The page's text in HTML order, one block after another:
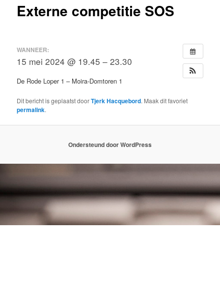
Externe competitie SOS
WANNEER:
15 mei 2024 @ 19.45 – 23.30
De Rode Loper 1 – Moira-Domtoren 1
Dit bericht is geplaatst doorTjerk Hacquebord. Maak dit favoriet
permalink.
Ondersteund door WordPress